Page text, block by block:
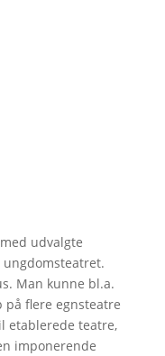
udvalgte
Man kunne bl.a.
flere egnsteatre
etablerede teatre,
imponerende